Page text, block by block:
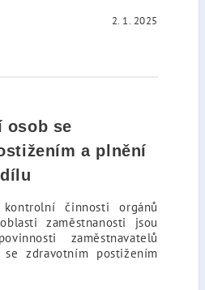
2. 1. 2025
osob se
a plnění
činnosti orgánů
zaměstnanosti jsou
zaměstnavatelů
se zdravotním postižením